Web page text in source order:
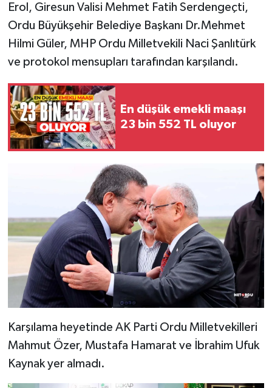
Erol, Giresun Valisi Mehmet Fatih Serdengeçti,
Ordu Büyükşehir Belediye Başkanı Dr.Mehmet
Hilmi Güler, MHP Ordu Milletvekili Naci Şanlıtürk
ve protokol mensupları tarafından karşılandı.
En düşük emekli maaşı
23 bin 552 TL oluyor
Karşılama heyetinde AK Parti Ordu Milletvekilleri
Mahmut Özer, Mustafa Hamarat ve İbrahim Ufuk
Kaynak yer almadı.